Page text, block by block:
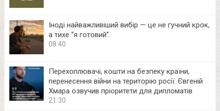
Іноді найважливіший вибір — це не гучний крок,
а тихе “я готовий”.
08:40
Перехоплювачі, кошти на безпеку країни,
перенесення війни на територію росії: Євгеній
Хмара озвучив пріоритети для дипломатів
21:30